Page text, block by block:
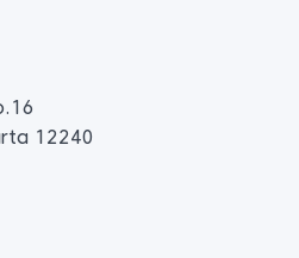
12240